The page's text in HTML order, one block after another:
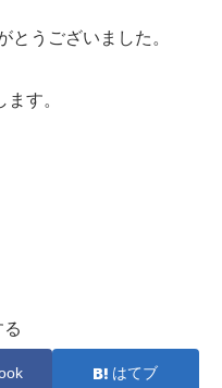
とうございました。
す。
る
はてブ